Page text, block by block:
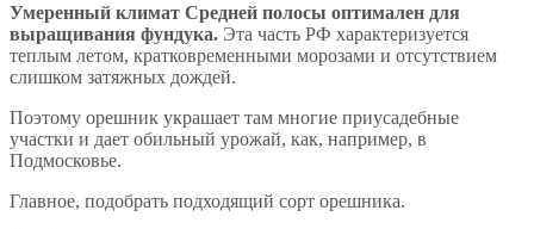
Умеренный климат Средней полосы оптимален для
выращивания фундука. Эта часть РФ характеризуется
теплым летом, кратковременными морозами и отсутствием
слишком затяжных дождей.
Поэтому орешник украшает там многие приусадебные
участки и дает обильный урожай, как, например, в
Подмосковье.
Главное, подобрать подходящий сорт орешника.